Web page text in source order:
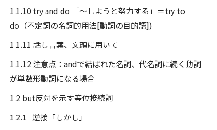
1.1.10 try and do 「～しようと努力する」＝try to
do（不定詞の名詞的用法[動詞の目的語])
1.1.11 話し言葉、文頭に用いて
1.1.12 注意点：andで結ばれた名詞、代名詞に続く動詞
が単数形動詞になる場合
1.2 but反対を示す等位接続詞
1.2.1 逆接「しかし」